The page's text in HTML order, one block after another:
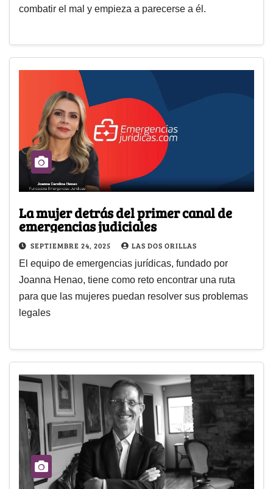
combatir el mal y empieza a parecerse a él.
La mujer detrás del primer canal de
emergencias judiciales
SEPTIEMBRE 24, 2025 LAS DOS ORILLAS
El equipo de emergencias jurídicas, fundado por
Joanna Henao, tiene como reto encontrar una ruta
para que las mujeres puedan resolver sus problemas
legales